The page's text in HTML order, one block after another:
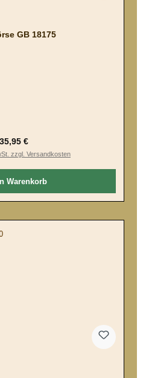
GB 18175
Regulärer Preis:
35,95 €
zzgl. Versandkosten
Warenkorb